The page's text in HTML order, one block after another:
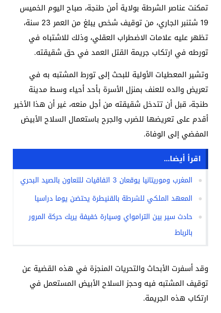
تمكنت عناصر الشرطة بولاية أمن طنجة، صباح اليوم الخميس
19 شتنبر الجاري، من توقيف شخص يبلغ من العمر 23 سنة،
تظهر عليه علامات الاضطراب العقلي، وذلك للاشتباه في
تورطه في ارتكاب جريمة القتل العمد في حق شقيقته.
وتشير المعطيات الأولية للبحث إلى تورط المشتبه به في
تعريض والده للعنف بمنزل الأسرة بأحد أحياء وسط مدينة
طنجة، قبل أن تتدخل شقيقته من أجل منعه، غير أن هذا الأخير
أقدم على تعريضها للضرب والجرح باستعمال السلاح الأبيض
المفضي إلى الوفاة.
اقرأ أيضا...
المغرب وموريتانيا يوقعان 3 اتفاقيات للتعاون بالصيد البحري
المعهد الملكي للشرطة بالقنيطرة يحتضن يوما دراسيا
حادث سير بين الترامواي وسيارة خفيفة يربك حركة المرور
بالرباط
وقد أسفرت الأبحاث والتحريات المنجزة في هذه القضية عن
توقيف المشتبه فيه وحجز السلاح الأبيض المستعمل في
ارتكاب هذه الجريمة.